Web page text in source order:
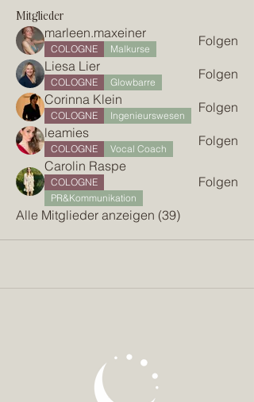
Mitglieder
marleen.maxeiner
COLOGNE Malkurse
Folgen
Liesa Lier
COLOGNE Glowbarre
Folgen
Corinna Klein
COLOGNE Ingenieurswesen
Folgen
leamies
COLOGNE Vocal Coach
Folgen
Carolin Raspe
COLOGNE
PR&Kommunikation
Folgen
Alle Mitglieder anzeigen (39)